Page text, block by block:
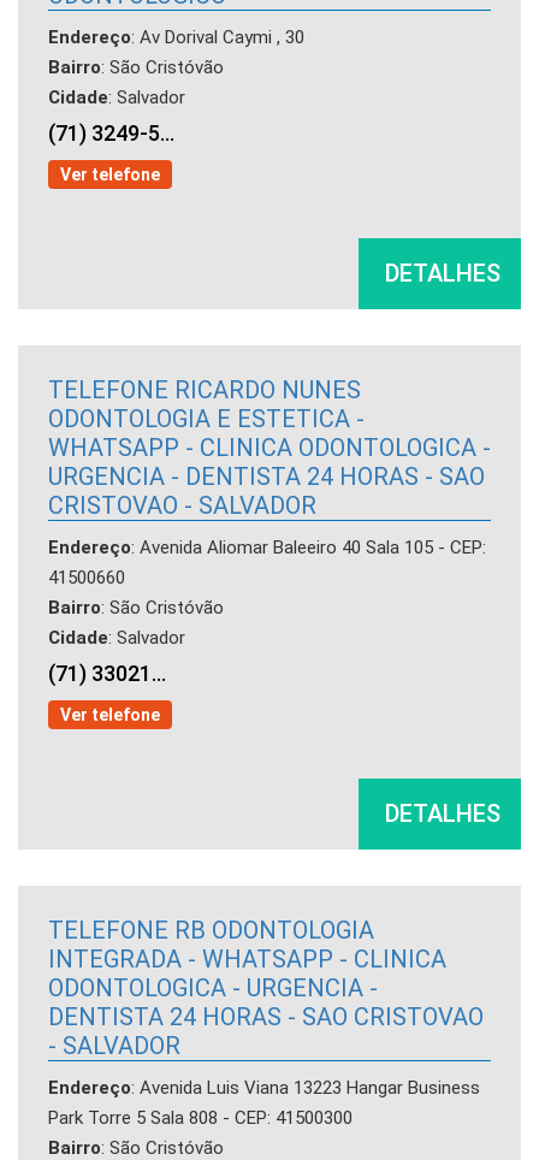
Endereço: Av Dorival Caymi , 30
Bairro: São Cristóvão
Cidade: Salvador
(71) 3249-5...
Ver telefone
DETALHES
TELEFONE RICARDO NUNES
ODONTOLOGIA E ESTETICA -
WHATSAPP - CLINICA ODONTOLOGICA -
URGENCIA - DENTISTA 24 HORAS - SAO
CRISTOVAO - SALVADOR
Endereço: Avenida Aliomar Baleeiro 40 Sala 105 - CEP:
41500660
Bairro: São Cristóvão
Cidade: Salvador
(71) 33021...
Ver telefone
DETALHES
TELEFONE RB ODONTOLOGIA
INTEGRADA - WHATSAPP - CLINICA
ODONTOLOGICA - URGENCIA -
DENTISTA 24 HORAS - SAO CRISTOVAO
- SALVADOR
Endereço: Avenida Luis Viana 13223 Hangar Business
Park Torre 5 Sala 808 - CEP: 41500300
Bairro: São Cristóvão